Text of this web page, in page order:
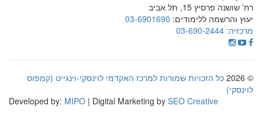
רח' שושנה פרסיץ 15, תל אביב
יעוץ והרשמה ללימודים: 03-6901690
מרכזיה: 03-690-2444
© 2026
כל הזכויות שמורות למרכז האקדמי לוינסקי-וינגייט (קמפוס
לוינסקי)
Developed by:MIPO | Digital Marketing bySEO Creative